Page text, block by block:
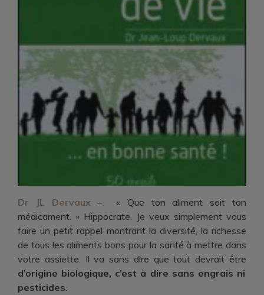
Dr JL Dervaux – « Que ton aliment soit ton
médicament. » Hippocrate. Je veux simplement vous
faire un petit rappel montrant la diversité, la richesse
de tous les aliments bons pour la santé à mettre dans
votre assiette. Il va sans dire que tout devrait être
d’origine biologique, c’est à dire sans engrais ni
pesticides.